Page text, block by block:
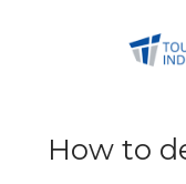
How to